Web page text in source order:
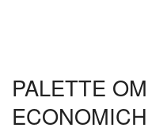
PALETTE